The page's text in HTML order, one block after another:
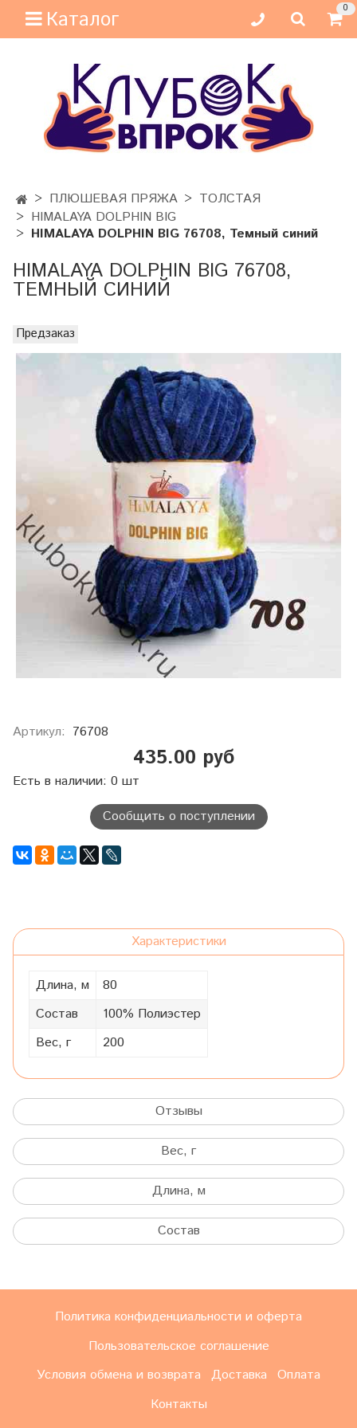
Каталог 0
ПЛЮШЕВАЯ ПРЯЖА
ТОЛСТАЯ
HIMALAYA DOLPHIN BIG
HIMALAYA DOLPHIN BIG 76708, Темный синий
HIMALAYA DOLPHIN BIG 76708,
ТЕМНЫЙ СИНИЙ
Предзаказ
Артикул: 76708
435.00 руб
Есть в наличии: 0 шт
Сообщить о поступлении
Характеристики
Длина, м
80
Состав
100% Полиэстер
Вес, г
200
Отзывы
Вес, г
Длина, м
Состав
Политика конфиденциальности и оферта
Пользовательское соглашение
Условия обмена и возврата
Доставка
Оплата
Контакты